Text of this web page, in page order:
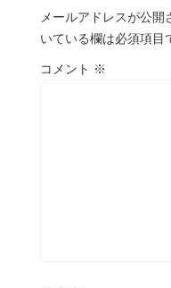
メールアドレスが公開
いている欄は必須項目
コメント ※